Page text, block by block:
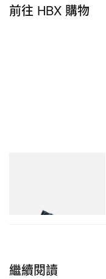
前往 HBX 購物
繼續閱讀